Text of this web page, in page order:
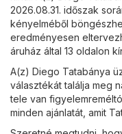
2026.08.31. időszak
kényelméből
eredményesen
áruház által 13 oldalon
A(z) Diego Tatabánya
választékát találja meg
tele van
minden ajánlatát, amit